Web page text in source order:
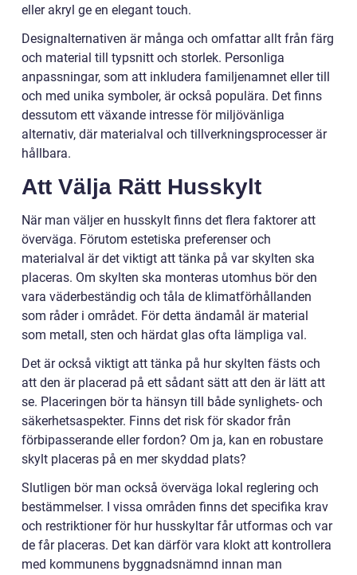
eller akryl ge en elegant touch.
Designalternativen är många och omfattar allt från färg
och material till typsnitt och storlek. Personliga
anpassningar, som att inkludera familjenamnet eller till
och med unika symboler, är också populära. Det finns
dessutom ett växande intresse för miljövänliga
alternativ, där materialval och tillverkningsprocesser är
hållbara.
Att Välja Rätt Husskylt
När man väljer en husskylt finns det flera faktorer att
överväga. Förutom estetiska preferenser och
materialval är det viktigt att tänka på var skylten ska
placeras. Om skylten ska monteras utomhus bör den
vara väderbeständig och tåla de klimatförhållanden
som råder i området. För detta ändamål är material
som metall, sten och härdat glas ofta lämpliga val.
Det är också viktigt att tänka på hur skylten fästs och
att den är placerad på ett sådant sätt att den är lätt att
se. Placeringen bör ta hänsyn till både synlighets- och
säkerhetsaspekter. Finns det risk för skador från
förbipasserande eller fordon? Om ja, kan en robustare
skylt placeras på en mer skyddad plats?
Slutligen bör man också överväga lokal reglering och
bestämmelser. I vissa områden finns det specifika krav
och restriktioner för hur husskyltar får utformas och var
de får placeras. Det kan därför vara klokt att kontrollera
med kommunens byggnadsnämnd innan man